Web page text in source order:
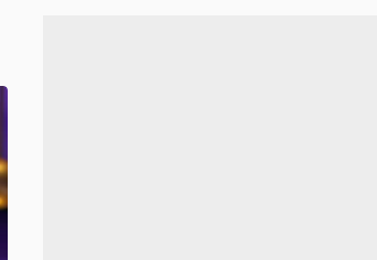
de Privacidade do Canaltech.